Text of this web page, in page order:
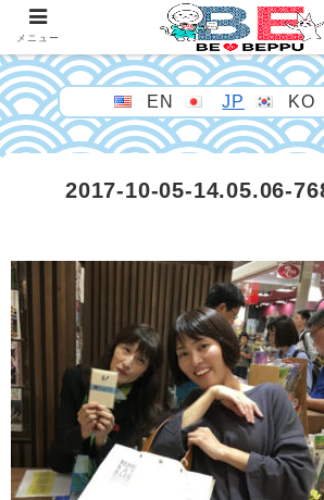
EN JP KO
2017-10-05-14.05.06-
メニュー